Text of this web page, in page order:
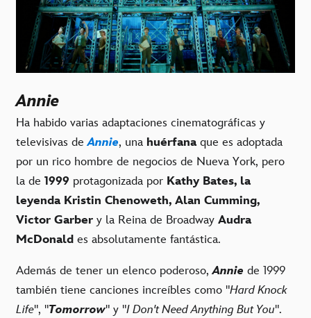
Annie
Ha habido varias adaptaciones cinematográficas y
televisivas deAnnie, una huérfanaque es adoptada
por un rico hombre de negocios de Nueva York, pero
la de 1999 protagonizada por Kathy Bates, la
leyenda Kristin Chenoweth, Alan Cumming,
Victor Garber y la Reina de Broadway Audra
McDonald es absolutamente fantástica.
Además de tener un elenco poderoso,Annie de 1999
también tiene canciones increíbles como "Hard Knock
Life", "Tomorrow" y "I Don't Need Anything But You".